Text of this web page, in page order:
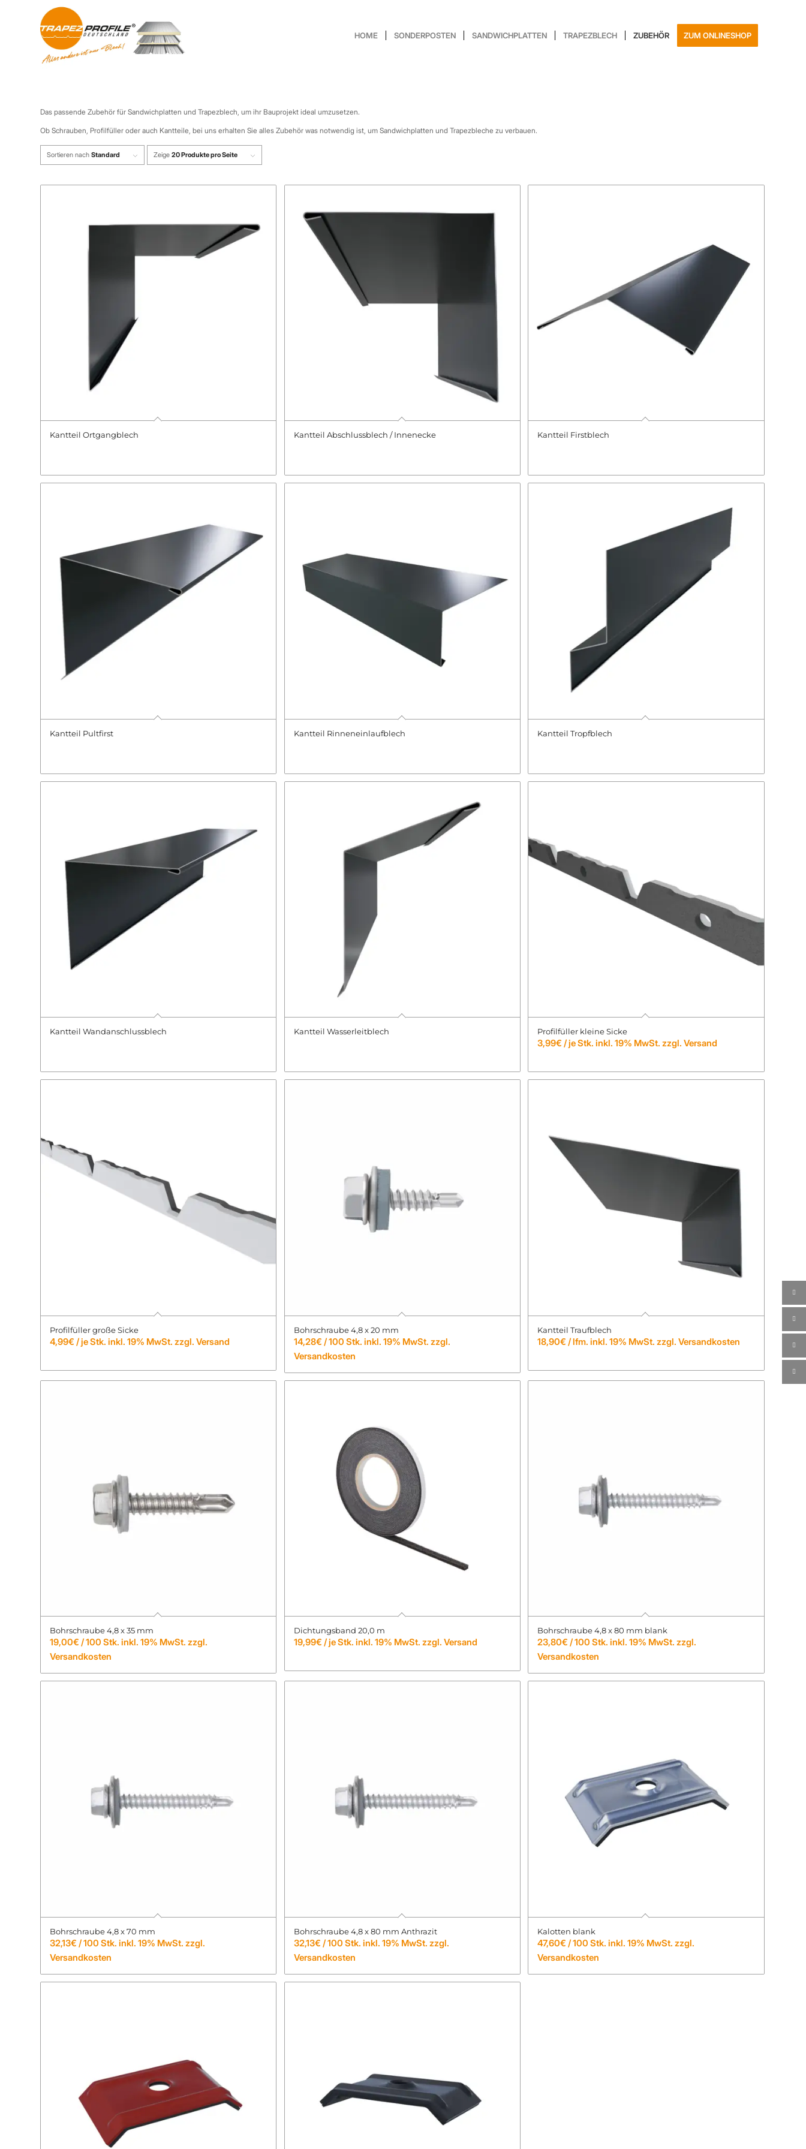
HOME SONDERPOSTEN SANDWICHPLATTEN TRAPEZBLECH ZUBEHÖR ZUM ONLINESHOP
Das passende Zubehör für Sandwichplatten und Trapezblech, um ihr Bauprojekt ideal umzusetzen.
Ob Schrauben, Profilfüller oder auch Kantteile, bei uns erhalten Sie alles Zubehör was notwendig ist, um Sandwichplatten und Trapezbleche zu verbauen.
Sortieren nach Standard Zeige 20 Produkte pro Seite
Kantteil Ortgangblech Kantteil Abschlussblech / Innenecke Kantteil Firstblech
Kantteil Pultfirst Kantteil Rinneneinlaufblech Kantteil Tropfblech
Kantteil Wandanschlussblech Kantteil Wasserleitblech Profilfüller kleine Sicke
3,99€ / je Stk. inkl. 19% MwSt. zzgl. Versand
Profilfüller große Sicke
4,99€ / je Stk. inkl. 19% MwSt. zzgl. Versand
Bohrschraube 4,8 x 20 mm
14,28€ / 100 Stk. inkl. 19% MwSt. zzgl.
Versandkosten
Kantteil Traufblech
18,90€ / lfm. inkl. 19% MwSt. zzgl. Versandkosten
Bohrschraube 4,8 x 35 mm
19,00€ / 100 Stk. inkl. 19% MwSt. zzgl.
Versandkosten
Dichtungsband 20,0 m
19,99€ / je Stk. inkl. 19% MwSt. zzgl. Versand
Bohrschraube 4,8 x 80 mm blank
23,80€ / 100 Stk. inkl. 19% MwSt. zzgl.
Versandkosten
Bohrschraube 4,8 x 70 mm
32,13€ / 100 Stk. inkl. 19% MwSt. zzgl.
Versandkosten
Bohrschraube 4,8 x 80 mm Anthrazit
32,13€ / 100 Stk. inkl. 19% MwSt. zzgl.
Versandkosten
Kalotten blank
47,60€ / 100 Stk. inkl. 19% MwSt. zzgl.
Versandkosten